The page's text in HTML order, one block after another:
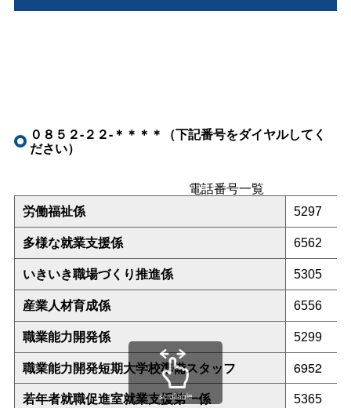
０８５２-２２-＊＊＊＊（下記番号をダイヤルしてく
ださい）
電話番号一覧
労働福祉係
5297
多様な就業支援係 6562
いきいき職場づくり推進係 5305
産業人材育成係 6556
職業能力開発係 5299
職業能力開発短期大学校準備スタッフ
6952
若年者就職促進室就業支援第一係
5365
scrollable